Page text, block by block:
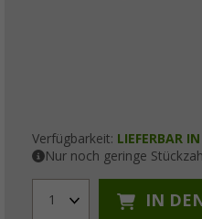
Verfügbarkeit: LIEFERBAR
Nur noch geringe
1 IN